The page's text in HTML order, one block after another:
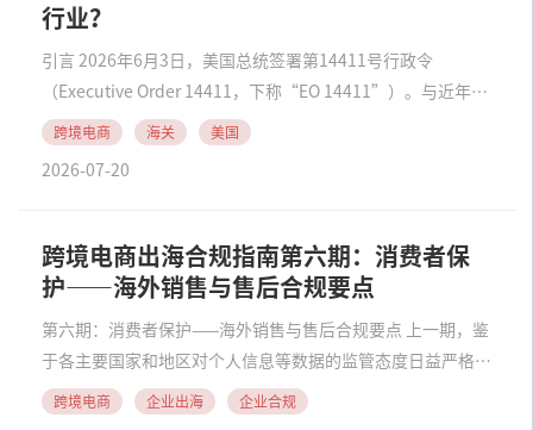
行业？
引言 2026年6月3日，美国总统签署第14411号行政令
（Executive Order 14411，下称“EO 14411”）。与近年来
围绕加征关税、原产地核查、强迫劳动执法等议题展开的贸易
跨境电商 海关 美国
2026-07-20
跨境电商出海合规指南第六期：消费者保
护——海外销售与售后合规要点
第六期：消费者保护——海外销售与售后合规要点 上一期，鉴
于各主要国家和地区对个人信息等数据的监管态度日益严格，
我们详细阐述了跨境电商出口企业在目的国需重点关注的数据
跨境电商 企业出海 企业合规